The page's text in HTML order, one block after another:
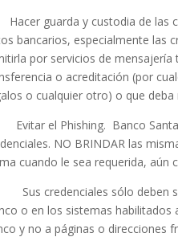
guarda y custodia de las
bancarios, especialmente las
por servicios de mensajería
o acreditación (por
o cualquier otro) o que
el Phishing. Banco Santa
NO BRINDAR las
cuando le sea requerida, aún
credenciales sólo deben ser
o en los sistemas habilitados
y no a páginas o direcciones